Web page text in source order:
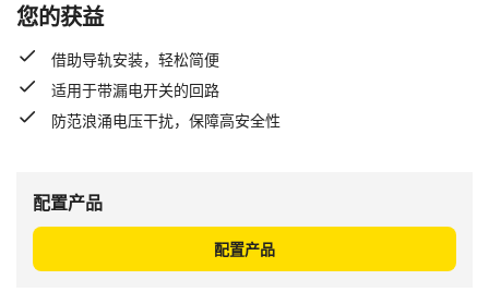
您的获益
借助导轨安装，轻松简便
适用于带漏电开关的回路
防范浪涌电压干扰，保障高安全性
配置产品
配置产品